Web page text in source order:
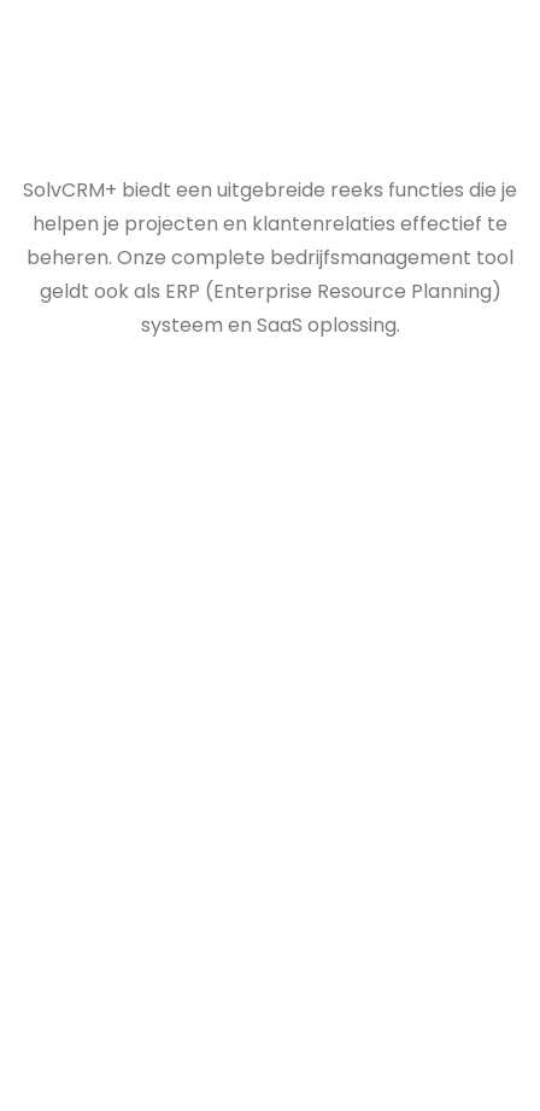
SolvCRM+ biedt een uitgebreide reeks functies die je
helpen je projecten en klantenrelaties effectief te
beheren. Onze complete bedrijfsmanagement tool
geldt ook als ERP (Enterprise Resource Planning)
systeem en SaaS oplossing.